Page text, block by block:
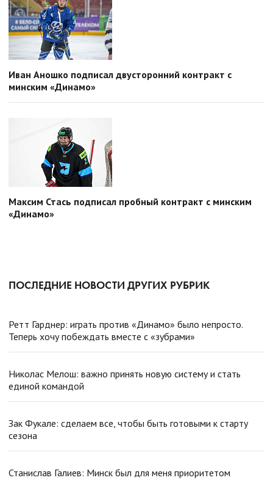
Иван Аношко подписал двусторонний контракт с
минским «Динамо»
Максим Стась подписал пробный контракт с минским
«Динамо»
ПОСЛЕДНИЕ НОВОСТИ ДРУГИХ РУБРИК
Ретт Гарднер: играть против «Динамо» было непросто.
Теперь хочу побеждать вместе с «зубрами»
Николас Мелош: важно принять новую систему и стать
единой командой
Зак Фукале: сделаем все, чтобы быть готовыми к старту
сезона
Станислав Галиев: Минск был для меня приоритетом